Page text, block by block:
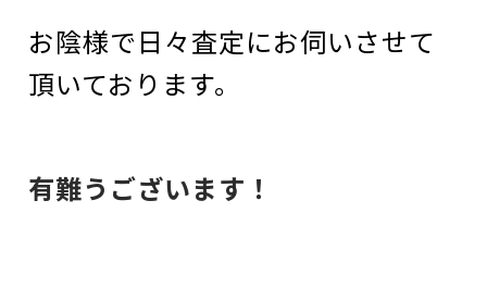
お陰様で日々査定にお伺いさせて
頂いております。
有難うございます！